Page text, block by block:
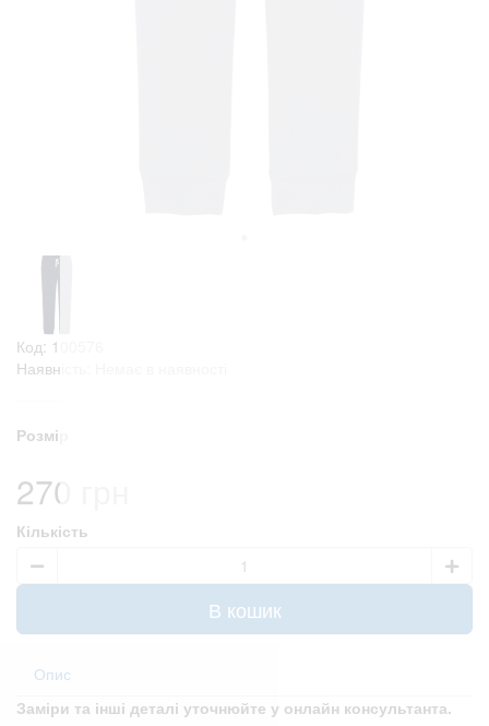
Код: 100576
Наявність: Немає в наявності
Розмір
270 грн
Кількість
В кошик
Опис
Заміри та інші деталі уточнюйте у онлайн консультанта.